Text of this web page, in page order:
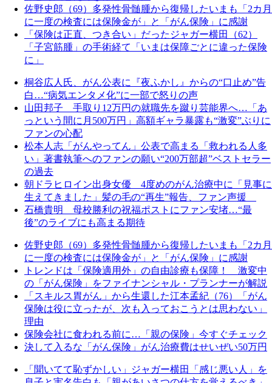
佐野史郎（69）多発性骨髄腫から復帰したいまも「2カ月
に一度の検査には保険金が」と「がん保険」に感謝
「保険は正直、つき合い」だったジャガー横田（62）
「子宮筋腫」の手術経て「いまは保障ごとに違った保険
に」
桐谷広人氏、がん公表に『夜ふかし』からの“口止め”告
白…“病気エンタメ化”に一部で怒りの声
山田邦子 手取り12万円の就職先を蹴り芸能界へ…「あ
っという間に月500万円」高額ギャラ暴露も“激変”ぶりに
ファンの心配
松本人志「がんやってん」公表で高まる「救われる人多
い」著書執筆へのファンの願い“200万部超”ベストセラー
の過去
朝ドラヒロイン出身女優 4度めのがん治療中に「見事に
生えてきました」髪の毛の“再生”報告、ファン声援
石橋貴明 母校勝利の祝福ポストにファン安堵…“最
後”のライブにも高まる期待
佐野史郎（69）多発性骨髄腫から復帰したいまも「2カ月
に一度の検査には保険金が」と「がん保険」に感謝
トレンドは「保険適用外」の自由診療も保障！ 激変中
の「がん保険」をファイナンシャル・プランナーが解説
「スキルス胃がん」から生還した江本孟紀（76）「がん
保険は役に立ったが、次も入っておこうとは思わない」
理由
保険会社に食われる前に…「親の保険」今すぐチェック
決して入るな「がん保険」がん治療費はせいぜい50万円
「聞いてて恥ずかしい」ジャガー横田「感じ悪い人」を